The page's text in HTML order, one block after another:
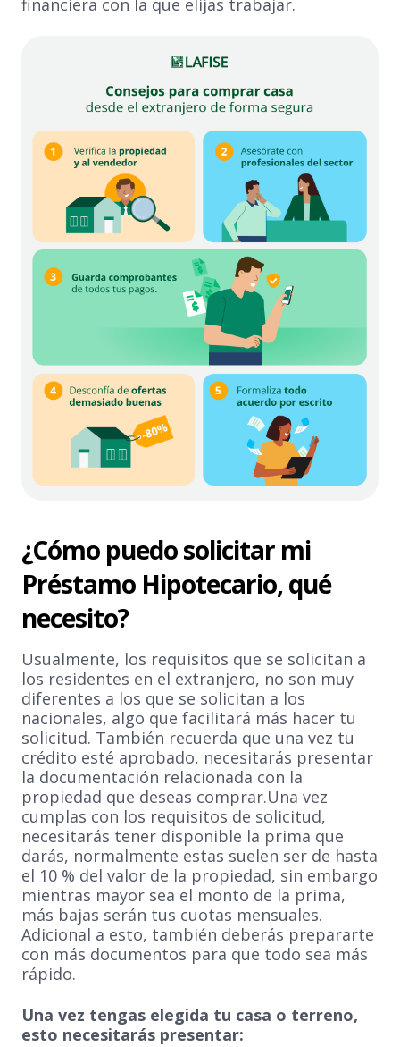
financiera con la que elijas trabajar.
¿Cómo puedo solicitar mi
Préstamo Hipotecario, qué
necesito?
Usualmente, los requisitos que se solicitan a
los residentes en el extranjero, no son muy
diferentes a los que se solicitan a los
nacionales, algo que facilitará más hacer tu
solicitud. También recuerda que una vez tu
crédito esté aprobado, necesitarás presentar
la documentación relacionada con la
propiedad que deseas comprar.Una vez
cumplas con los requisitos de solicitud,
necesitarás tener disponible la prima que
darás, normalmente estas suelen ser de hasta
el 10 % del valor de la propiedad, sin embargo
mientras mayor sea el monto de la prima,
más bajas serán tus cuotas mensuales.
Adicional a esto, también deberás prepararte
con más documentos para que todo sea más
rápido.
Una vez tengas elegida tu casa o terreno,
esto necesitarás presentar: